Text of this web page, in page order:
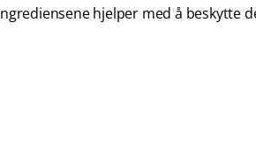
hjelper med å beskytte